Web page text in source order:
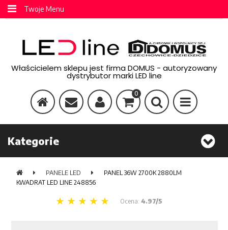
Twoje Menu
Właścicielem sklepu jest firma DOMUS - autoryzowany
dystrybutor marki LED line
0
Kategorie
PANELE LED
PANEL 36W 2700K 2880LM
KWADRAT LED LINE 248856
Ocena: 4.97/5